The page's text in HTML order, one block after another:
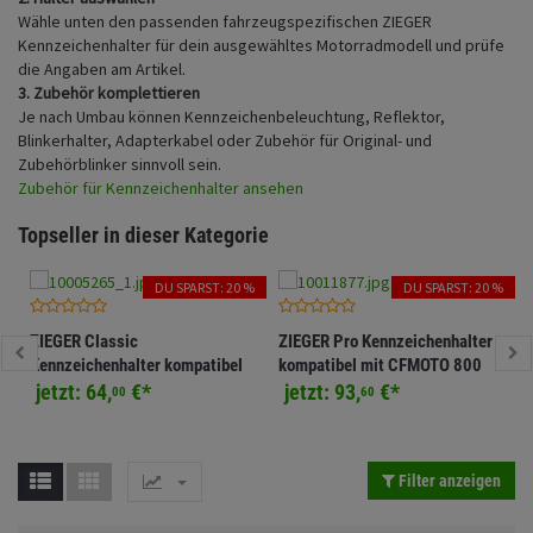
Sturzbügel und
Rucksäcke
Fahrwerk
Zubehör
Merchandise
Wähle unten den passenden fahrzeugspezifischen ZIEGER
Kennzeichenhalter für dein ausgewähltes Motorradmodell und prüfe
die Angaben am Artikel.
3. Zubehör komplettieren
Je nach Umbau können Kennzeichenbeleuchtung, Reflektor,
Blinkerhalter, Adapterkabel oder Zubehör für Original- und
Zubehörblinker sinnvoll sein.
Zubehör für Kennzeichenhalter ansehen
Topseller in dieser Kategorie
ZIEGER Classic
Kennzeichenhalter kompatibel
mit KTM 690 SMC R / 690
jetzt: 64,00 €*
DU SPARST: 20 %
ZIEGER Pro Kennzeichenhalter
kompatibel mit CFMOTO 800
NK
jetzt: 93,60 €*
DU SPARST: 20 %
Filter anzeigen